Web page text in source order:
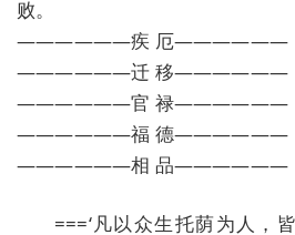
败。
——————疾 厄——————
——————迁 移——————
——————官 禄——————
——————福 德——————
——————相 品——————
===‘凡以众生托荫为人，